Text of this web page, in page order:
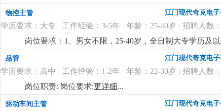
质量达标。岗位要求：1. 高中及以上学历；2. 熟悉质量
真，具备较强的责任心；5. 良好的沟通能力，能与多个
物控主管 江门现代奇克电
学历要求：大专 | 工作经验：3-5年 | 年龄：25-40岁 | 招聘人数
岗位要求：1、男女不限，25-40岁，全日制大专学历及
pmc工作流程。2、负责订单的物料需求整理，能根据
主理物控部门的能力，性格雷厉风行，有良好的沟通
用；5、良好的沟通、协调和计划能力。岗位福利：1、
日慰问礼品礼金、开工红包、公司根据年度业绩颁发年
公。更详细...
品管 江门现代奇克电
学历要求：高中 | 工作经验：1-2年 | 年龄：22-30岁 | 招聘人数
岗位职责: 岗位要求:更详细...
驱动车间主管 江门现代奇克电